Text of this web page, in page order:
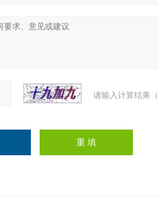
请输入计算结果